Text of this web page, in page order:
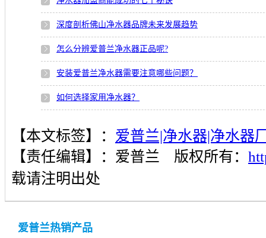
深度剖析佛山净水器品牌未来发展趋势
怎么分辨爱普兰净水器正品呢?
安装爱普兰净水器需要注意哪些问题？
如何选择家用净水器？
【本文标签】： 爱普兰|净水器|净水器
【责任编辑】： 爱普兰 版权所有：
载请注明出处
爱普兰热销产品